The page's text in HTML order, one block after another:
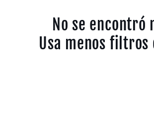
No se
Usa menos filtros